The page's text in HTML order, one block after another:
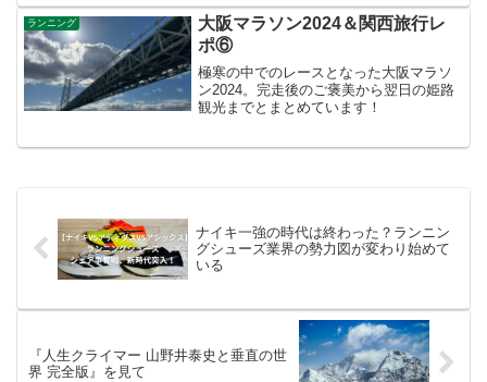
ランニング
大阪マラソン2024＆関西旅行レ
ポ⑥
極寒の中でのレースとなった大阪マラソ
ン2024。完走後のご褒美から翌日の姫路
観光までとまとめています！
ナイキ一強の時代は終わった？ランニン
グシューズ業界の勢力図が変わり始めて
いる
『人生クライマー 山野井泰史と垂直の世
界 完全版』を見て